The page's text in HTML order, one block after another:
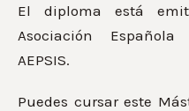
El diploma está
Asociación
AEPSIS.
Puedes cursar este